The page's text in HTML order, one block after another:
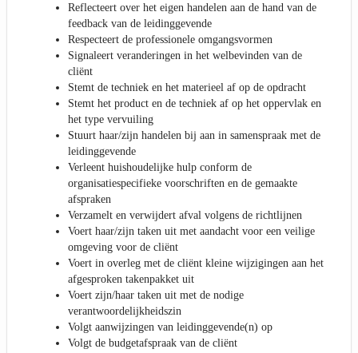
Reflecteert over het eigen handelen aan de hand van de
feedback van de leidinggevende
Respecteert de professionele omgangsvormen
Signaleert veranderingen in het welbevinden van de
cliënt
Stemt de techniek en het materieel af op de opdracht
Stemt het product en de techniek af op het oppervlak en
het type vervuiling
Stuurt haar/zijn handelen bij aan in samenspraak met de
leidinggevende
Verleent huishoudelijke hulp conform de
organisatiespecifieke voorschriften en de gemaakte
afspraken
Verzamelt en verwijdert afval volgens de richtlijnen
Voert haar/zijn taken uit met aandacht voor een veilige
omgeving voor de cliënt
Voert in overleg met de cliënt kleine wijzigingen aan het
afgesproken takenpakket uit
Voert zijn/haar taken uit met de nodige
verantwoordelijkheidszin
Volgt aanwijzingen van leidinggevende(n) op
Volgt de budgetafspraak van de cliënt